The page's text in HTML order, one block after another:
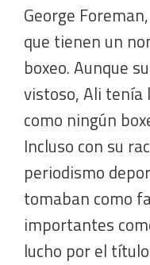
George
que tienen un
boxeo. Aunque
vistoso, Ali tenía
como ningún
Incluso con su
periodismo
tomaban como
importantes
lucho por el